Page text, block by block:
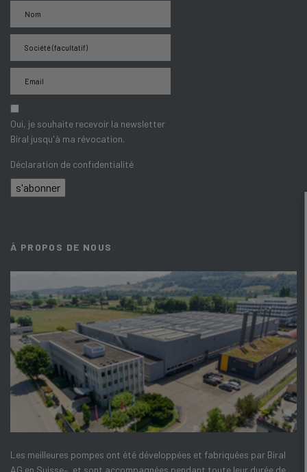
Oui, je souhaite recevoir la newsletter
Biral jusqu'à ma révocation.
Déclaration de confidentialité
s'abonner
À PROPOS DE NOUS
Les meilleures pompes ont été développées et fabriquées par Biral